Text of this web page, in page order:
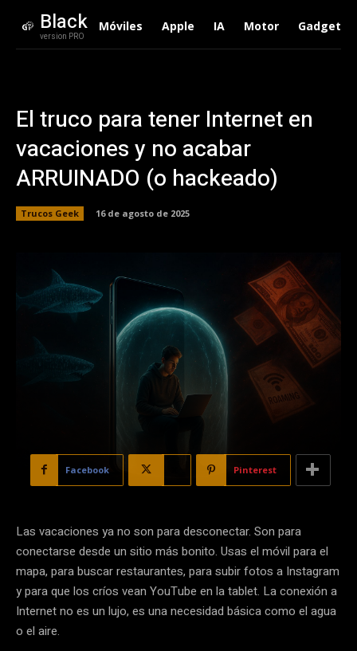
Black
version PRO
Móviles Apple IA Motor Gadgets
El truco para tener Internet en
vacaciones y no acabar
ARRUINADO (o hackeado)
Trucos Geek 16 de agosto de 2025
Facebook Pinterest
Las vacaciones ya no son para desconectar. Son para
conectarse desde un sitio más bonito. Usas el móvil para el
mapa, para buscar restaurantes, para subir fotos a Instagram
y para que los críos vean YouTube en la tablet. La conexión a
Internet no es un lujo, es una necesidad básica como el agua
o el aire.